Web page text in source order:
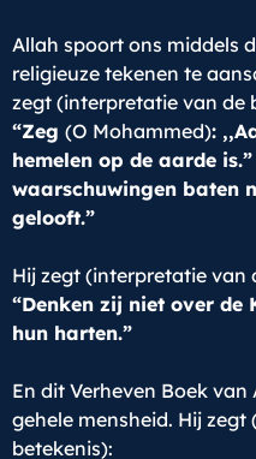
Allah spoort ons middels
religieuze tekenen te
zegt (interpretatie van de
“Zeg (O Mohammed):
hemelen op de aarde
waarschuwingen baten
gelooft.”
Hij zegt (interpretatie van
“Denken zij niet over de
hun harten.”
En dit Verheven Boek
gehele mensheid. Hij
betekenis):